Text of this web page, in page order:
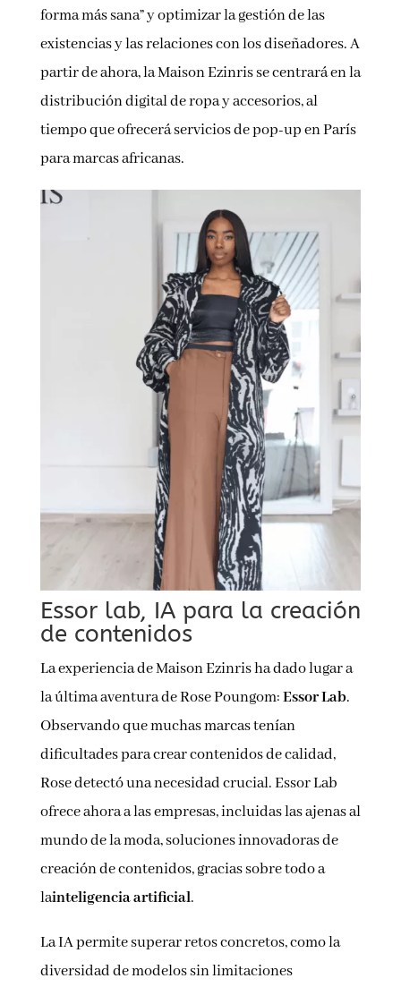
forma más sana” y optimizar la gestión de las
existencias y las relaciones con los diseñadores. A
partir de ahora, la Maison Ezinris se centrará en la
distribución digital de ropa y accesorios, al
tiempo que ofrecerá servicios de pop-up en París
para marcas africanas.
Essor lab, IA para la creación
de contenidos
La experiencia de Maison Ezinris ha dado lugar a
la última aventura de Rose Poungom:Essor Lab.
Observando que muchas marcas tenían
dificultades para crear contenidos de calidad,
Rose detectó una necesidad crucial. Essor Lab
ofrece ahora a las empresas, incluidas las ajenas al
mundo de la moda, soluciones innovadoras de
creación de contenidos, gracias sobre todo a
lainteligencia artificial.
La IA permite superar retos concretos, como la
diversidad de modelos sin limitaciones